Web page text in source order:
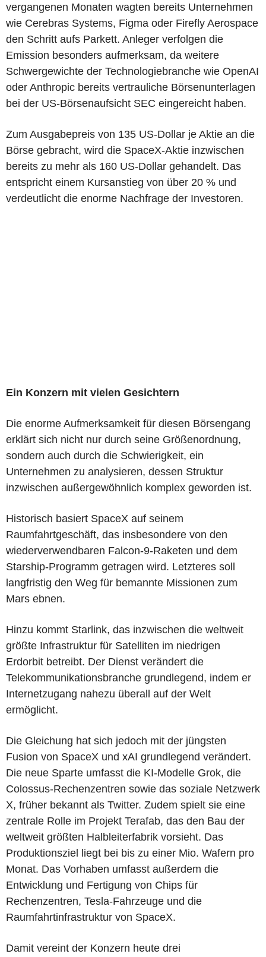
vergangenen Monaten wagten bereits Unternehmen
wie Cerebras Systems, Figma oder Firefly Aerospace
den Schritt aufs Parkett. Anleger verfolgen die
Emission besonders aufmerksam, da weitere
Schwergewichte der Technologiebranche wie OpenAI
oder Anthropic bereits vertrauliche Börsenunterlagen
bei der US-Börsenaufsicht SEC eingereicht haben.
Zum Ausgabepreis von 135 US-Dollar je Aktie an die
Börse gebracht, wird die SpaceX-Aktie inzwischen
bereits zu mehr als 160 US-Dollar gehandelt. Das
entspricht einem Kursanstieg von über 20 % und
verdeutlicht die enorme Nachfrage der Investoren.
Ein Konzern mit vielen Gesichtern
Die enorme Aufmerksamkeit für diesen Börsengang
erklärt sich nicht nur durch seine Größenordnung,
sondern auch durch die Schwierigkeit, ein
Unternehmen zu analysieren, dessen Struktur
inzwischen außergewöhnlich komplex geworden ist.
Historisch basiert SpaceX auf seinem
Raumfahrtgeschäft, das insbesondere von den
wiederverwendbaren Falcon-9-Raketen und dem
Starship-Programm getragen wird. Letzteres soll
langfristig den Weg für bemannte Missionen zum
Mars ebnen.
Hinzu kommt Starlink, das inzwischen die weltweit
größte Infrastruktur für Satelliten im niedrigen
Erdorbit betreibt. Der Dienst verändert die
Telekommunikationsbranche grundlegend, indem er
Internetzugang nahezu überall auf der Welt
ermöglicht.
Die Gleichung hat sich jedoch mit der jüngsten
Fusion von SpaceX und xAI grundlegend verändert.
Die neue Sparte umfasst die KI-Modelle Grok, die
Colossus-Rechenzentren sowie das soziale Netzwerk
X, früher bekannt als Twitter. Zudem spielt sie eine
zentrale Rolle im Projekt Terafab, das den Bau der
weltweit größten Halbleiterfabrik vorsieht. Das
Produktionsziel liegt bei bis zu einer Mio. Wafern pro
Monat. Das Vorhaben umfasst außerdem die
Entwicklung und Fertigung von Chips für
Rechenzentren, Tesla-Fahrzeuge und die
Raumfahrtinfrastruktur von SpaceX.
Damit vereint der Konzern heute drei